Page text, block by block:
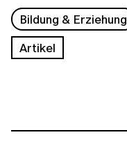
Bildung & Erziehung
Artikel